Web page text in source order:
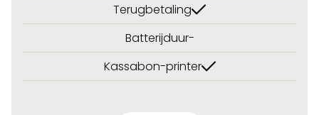
Terugbetaling
Batterijduur-
Kassabon-printer